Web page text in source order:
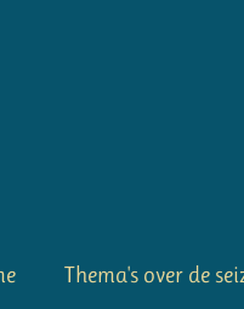
Thema's over de